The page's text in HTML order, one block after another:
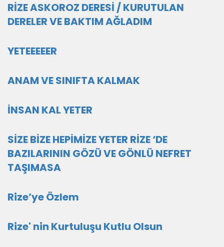
RİZE ASKOROZ DERESİ / KURUTULAN
DERELER VE BAKTIM AĞLADIM
YETEEEEER
ANAM VE SINIFTA KALMAK
İNSAN KAL YETER
SİZE BİZE HEPİMİZE YETER RİZE ‘DE
BAZILARININ GÖZÜ VE GÖNLÜ NEFRET
TAŞIMASA
Rize’ye Özlem
Rize' nin Kurtuluşu Kutlu Olsun